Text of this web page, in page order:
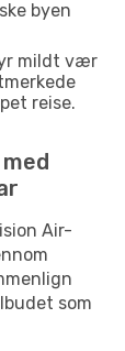
byen
mildt vær
reise.
Air-
som